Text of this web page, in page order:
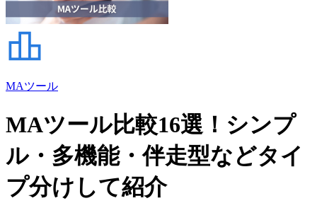
MAツール
MAツール比較16選！シンプ
ル・多機能・伴走型などタイ
プ分けして紹介